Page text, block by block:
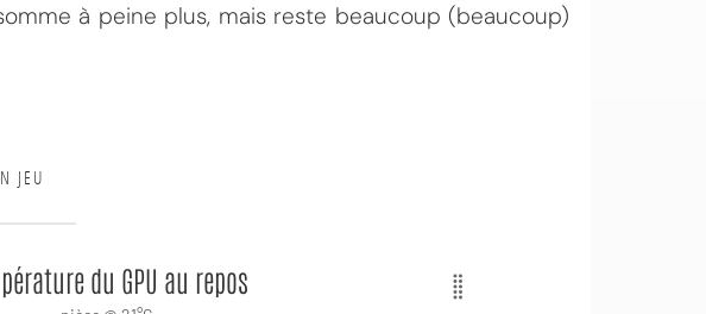
à peine plus, mais reste beaucoup (beaucoup)